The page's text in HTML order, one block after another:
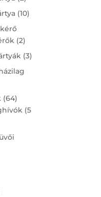
products
1010
22
products
33
6464
products
5